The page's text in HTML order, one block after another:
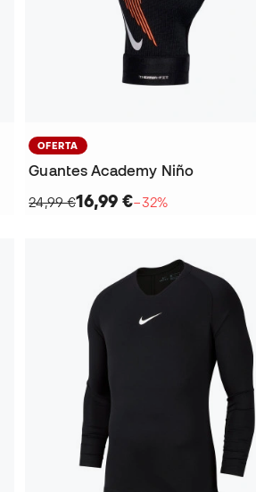
OFERTA
Guantes Academy Niño
24,99 €16,99 €−32%